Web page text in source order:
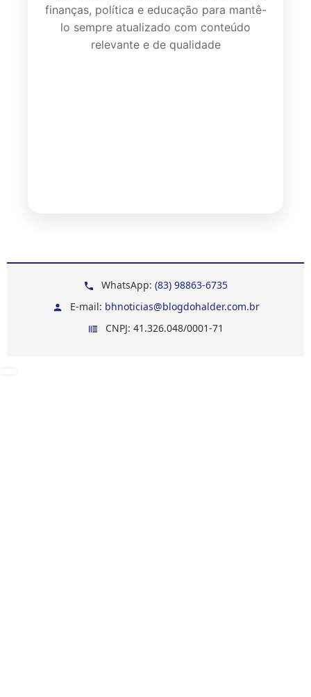
finanças, política e educação para mantê-
lo sempre atualizado com conteúdo
relevante e de qualidade
WhatsApp: (83) 98863-6735
E-mail: bhnoticias@blogdohalder.com.br
CNPJ: 41.326.048/0001-71